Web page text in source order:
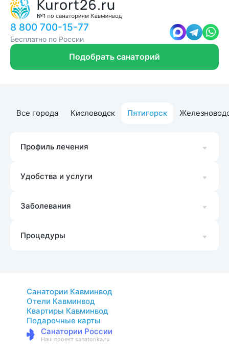
8 800 700-15-77
Бесплатно по России
Подобрать санаторий
Все города Кисловодск Пятигорск
Профиль лечения
Удобства и услуги
Заболевания
Процедуры
Санатории Кавминвод
Отели Кавминвод
Квартиры Кавминвод
Подарочные карты
Санатории России
Наш проект sanatorika.ru